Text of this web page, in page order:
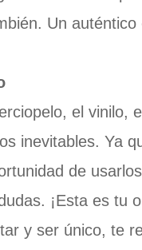
Un
el vinilo,
inevitables. Ya
de
¡Esta es tu
y ser único, te